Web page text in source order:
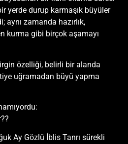
yerde durup karmaşık büyüler
zamanda hazırlık,
kurma gibi birçok aşamayı
özelliği, belirli bir alanda
uğramadan büyü yapma
Ay Gözlü İblis Tanrı sürekli